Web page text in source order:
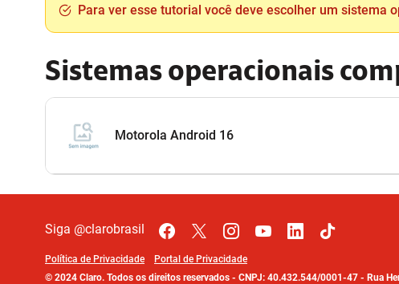
Para ver esse tutorial você deve escolher um sistema
Sistemas operacionais
Motorola Android 16
Siga @clarobrasil
Política de Privacidade
Portal de Privacidade
© 2024 Claro. Todos os direitos reservados - CNPJ: 40.432.544/0001-47 - Rua